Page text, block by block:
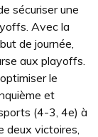
sécuriser une
Avec la
de journée,
aux playoffs.
le
et
(4-3, 4e) à
deux victoires,